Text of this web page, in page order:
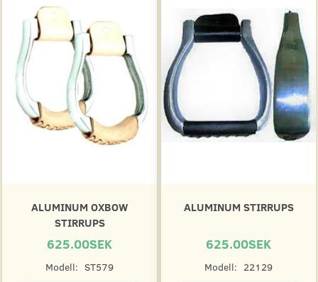
ALUMINUM OXBOW
STIRRUPS
625.00SEK
Modell: ST579
ALUMINUM STIRRUPS
625.00SEK
Modell: 22129